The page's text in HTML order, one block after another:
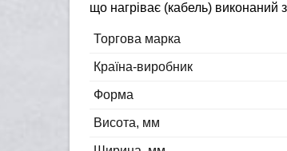
що нагріває (кабель) виконаний
Торгова марка
Країна-виробник
Форма
Висота, мм